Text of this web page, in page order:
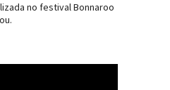
no festival Bonnaroo